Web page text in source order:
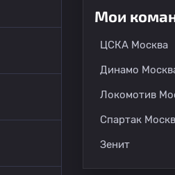
Мои
ЦСКА Москва
Динамо
Локомотив
Спартак
Зенит